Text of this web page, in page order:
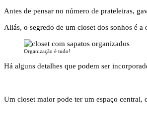
Antes de pensar no número de prateleiras,
Aliás, o segredo de um closet dos sonhos é a
Organização é tudo!
Há alguns detalhes que podem ser
Um closet maior pode ter um espaço central,